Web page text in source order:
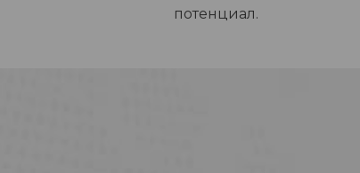
потенциал.